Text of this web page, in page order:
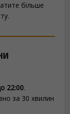
більше
22:00.
за 30 хвилин